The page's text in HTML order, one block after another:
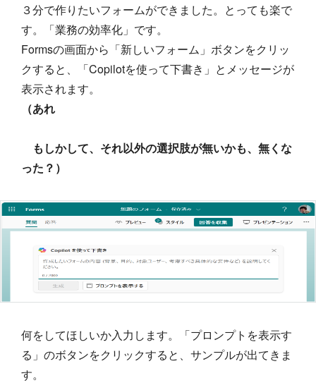
３分で作りたいフォームができました。とっても楽で
す。「業務の効率化」です。
Formsの画面から「新しいフォーム」ボタンをクリッ
クすると、「Copilotを使って下書き」とメッセージが
表示されます。
（あれ
もしかして、それ以外の選択肢が無いかも、無くな
った？）
何をしてほしいか入力します。「プロンプトを表示す
る」のボタンをクリックすると、サンプルが出てきま
す。